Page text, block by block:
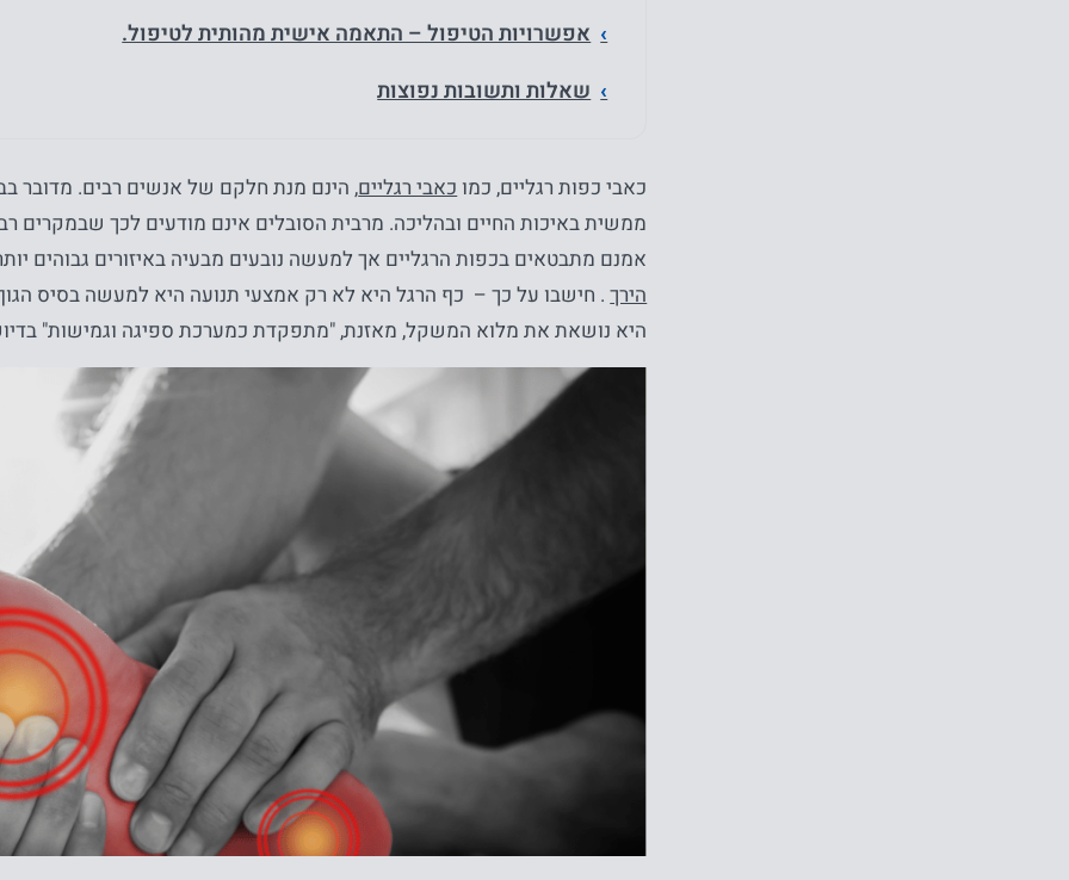
אפשרויות הטיפול – התאמה אישית מהותית לטיפול.
שאלות ותשובות נפוצות
כאבי כפות רגליים, כמוכאבי רגליים, הינם מנת חלקם של אנשים רבים. מדובר
ממשית באיכות החיים ובהליכה. מרבית הסובלים אינם מודעים לכך שבמקרים
אמנם מתבטאים בכפות הרגליים אך למעשה נובעים מבעיה באיזורים גבוהים
הירך. חישבו על כך – כף הרגל היא לא רק אמצעי תנועה היא למעשה בסיס הגוף
היא נושאת את מלוא המשקל, מאזנת, "מתפקדת כמערכת ספיגה וגמישות"